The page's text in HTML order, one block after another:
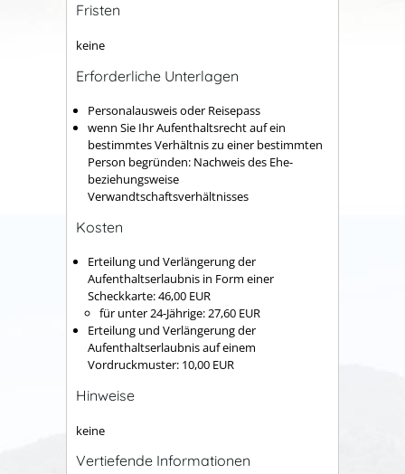
Fristen
keine
Erforderliche Unterlagen
Personalausweis oder Reisepass
wenn Sie Ihr Aufenthaltsrecht auf ein
bestimmtes Verhältnis zu einer bestimmten
Person begründen: Nachweis des Ehe-
beziehungsweise
Verwandtschaftsverhältnisses
Kosten
Erteilung und Verlängerung der
Aufenthaltserlaubnis in Form einer
Scheckkarte: 46,00 EUR
für unter 24-Jährige: 27,60 EUR
Erteilung und Verlängerung der
Aufenthaltserlaubnis auf einem
Vordruckmuster: 10,00 EUR
Hinweise
keine
Vertiefende Informationen